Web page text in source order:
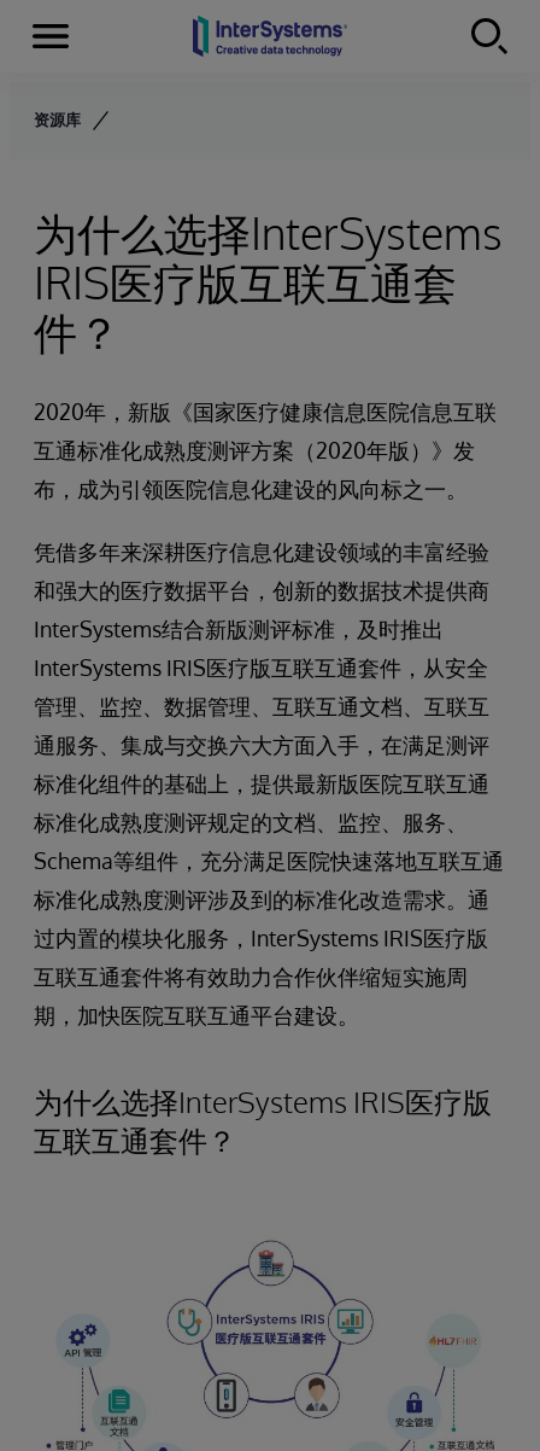
Skip to content
Menu
资源库
为什么选择InterSystems
IRIS医疗版互联互通套
件？
2020年，新版《国家医疗健康信息医院信息互联
互通标准化成熟度测评方案（2020年版）》发
布，成为引领医院信息化建设的风向标之一。
凭借多年来深耕医疗信息化建设领域的丰富经验
和强大的医疗数据平台，创新的数据技术提供商
InterSystems结合新版测评标准，及时推出
InterSystems IRIS医疗版互联互通套件，从安全
管理、监控、数据管理、互联互通文档、互联互
通服务、集成与交换六大方面入手，在满足测评
标准化组件的基础上，提供最新版医院互联互通
标准化成熟度测评规定的文档、监控、服务、
Schema等组件，充分满足医院快速落地互联互通
标准化成熟度测评涉及到的标准化改造需求。通
过内置的模块化服务，InterSystems IRIS医疗版
互联互通套件将有效助力合作伙伴缩短实施周
期，加快医院互联互通平台建设。
为什么选择InterSystems IRIS医疗版
互联互通套件？